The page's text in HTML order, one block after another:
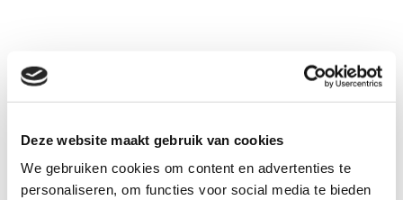
Deze website maakt gebruik van cookies
We gebruiken cookies om content en advertenties te
personaliseren, om functies voor social media te bieden